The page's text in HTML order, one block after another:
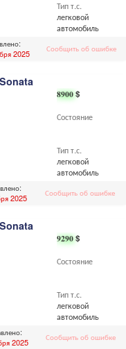
Тип т.с.
легковой
автомобиль
2025
Сообщить об ошибке
8900$
Состояние
Тип т.с.
легковой
автомобиль
2025
Сообщить об ошибке
9290$
Состояние
Тип т.с.
легковой
автомобиль
2025
Сообщить об ошибке